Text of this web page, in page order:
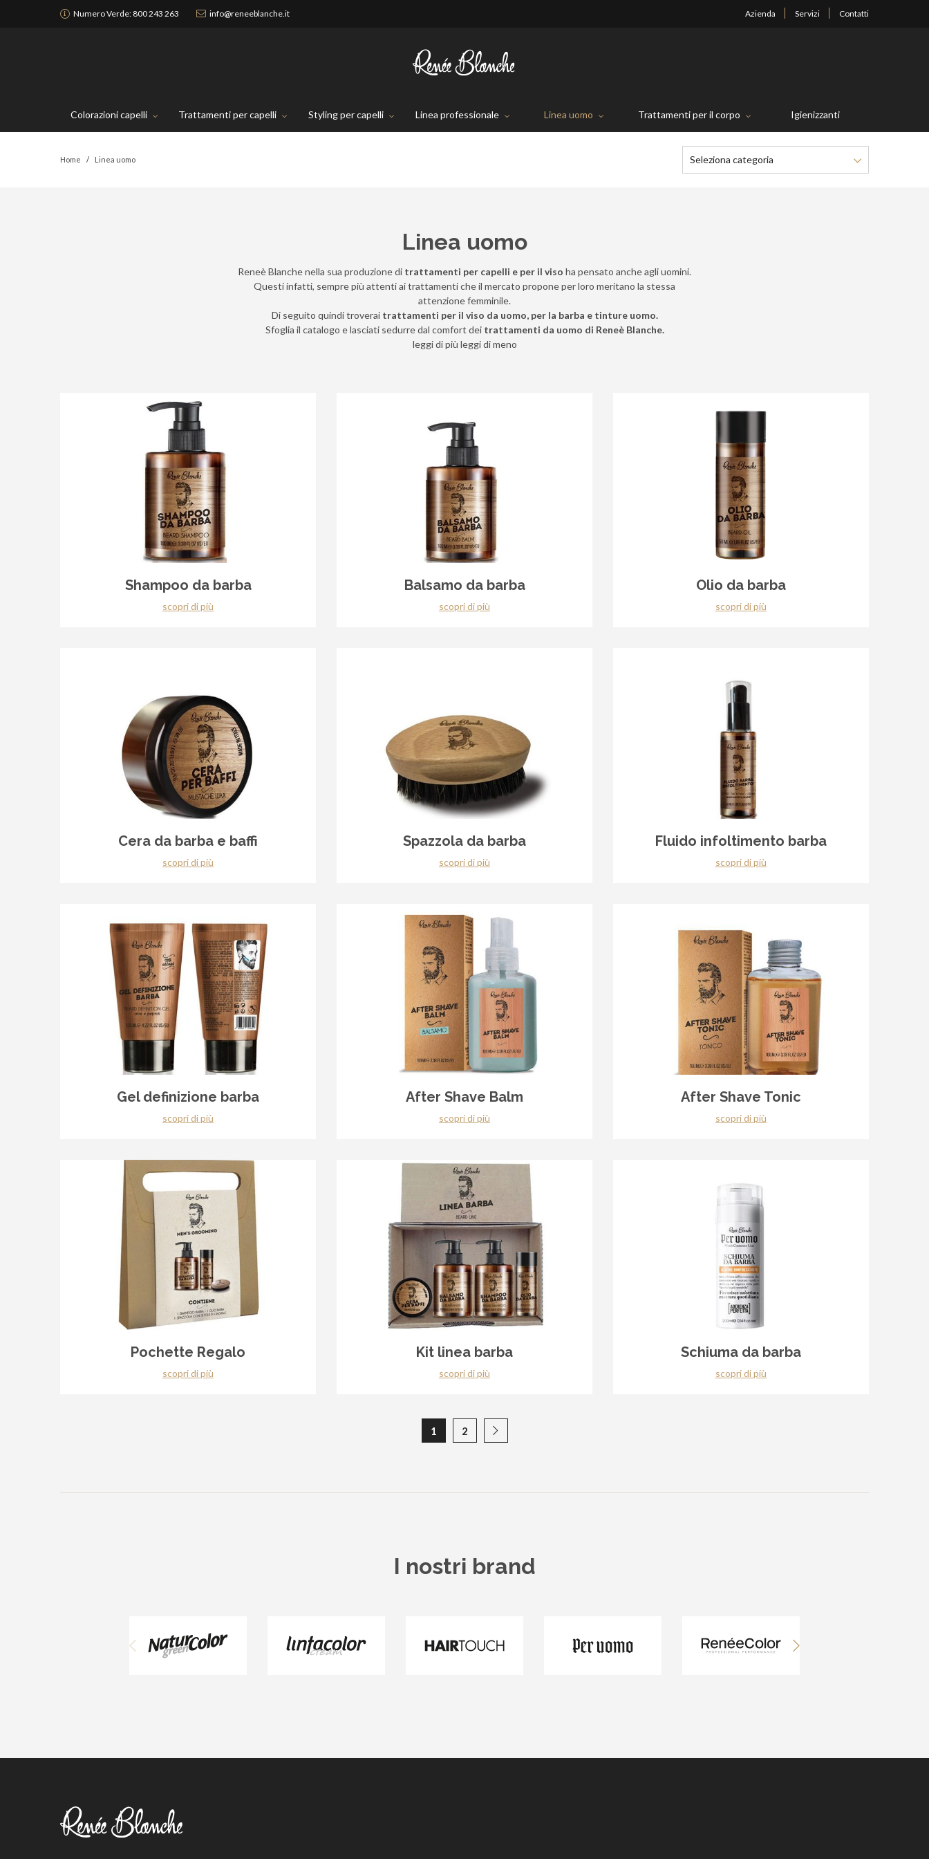
Numero Verde: 800 243 263 info@reneeblanche.it Azienda Servizi Contatti
Colorazioni capelli Trattamenti per capelli Styling per capelli Linea professionale Linea uomo Trattamenti per il corpo Igienizzanti
Home Linea uomo Seleziona categoria
Linea uomo
Reneè Blanche nella sua produzione di trattamenti per capelli e per il viso ha pensato anche agli uomini.
Questi infatti, sempre più attenti ai trattamenti che il mercato propone per loro meritano la stessa
attenzione femminile.
Di seguito quindi troverai trattamenti per il viso da uomo, per la barba e tinture uomo.
Sfoglia il catalogo e lasciati sedurre dal comfort dei trattamenti da uomo di Reneè Blanche.
leggi di più leggi di meno
Shampoo da barba
scopri di più
Balsamo da barba
scopri di più
Olio da barba
scopri di più
Cera da barba e baffi
scopri di più
Spazzola da barba
scopri di più
Fluido infoltimento barba
scopri di più
Gel definizione barba
scopri di più
After Shave Balm
scopri di più
After Shave Tonic
scopri di più
Pochette Regalo
scopri di più
Kit linea barba
scopri di più
Schiuma da barba
scopri di più
1 2
I nostri brand